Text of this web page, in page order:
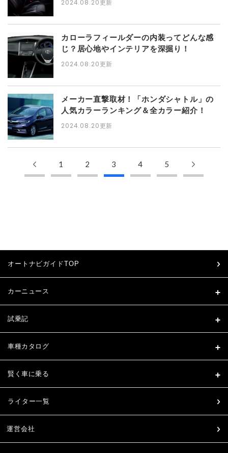
2024.08.20更新
カローラフィールダーの内装ってどんな感
じ？居心地やインテリアを深掘り！
2024.08.20更新
メーカー直撃取材！「ホンダシャトル」の
人気カラーランキング＆全カラー紹介！
2024.08.20更新
1 2 3 4 5
オートナビガイドTOP
カーニュース
試乗記
車種カタログ
賢く車に乗る
ライター一覧
運営会社